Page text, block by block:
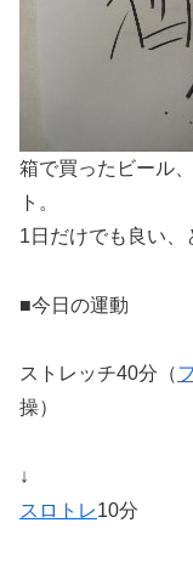
箱で買ったビール
ト。
1日だけでも良い、
■今日の運動
ストレッチ40分（
操）
↓
スロトレ10分